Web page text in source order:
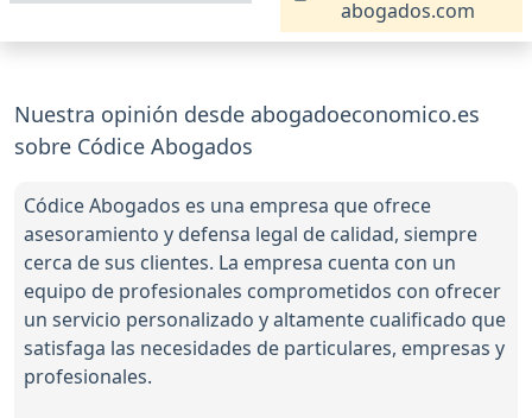
abogados.com
Nuestra opinión desde abogadoeconomico.es
sobre Códice Abogados
Códice Abogados es una empresa que ofrece
asesoramiento y defensa legal de calidad, siempre
cerca de sus clientes. La empresa cuenta con un
equipo de profesionales comprometidos con ofrecer
un servicio personalizado y altamente cualificado que
satisfaga las necesidades de particulares, empresas y
profesionales.